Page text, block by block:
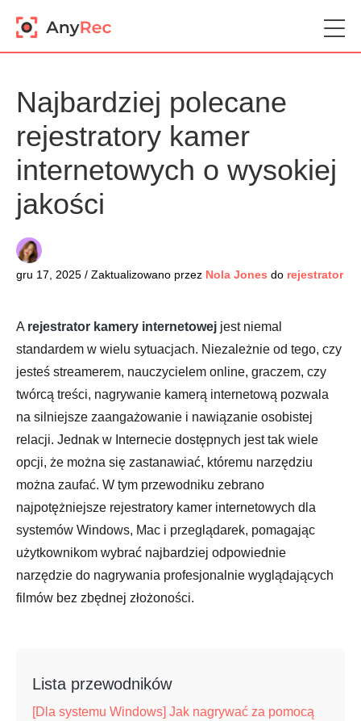
Najbardziej polecane
rejestratory kamer
internetowych o wysokiej
jakości
gru 17, 2025 / Zaktualizowano przez Nola Jones do rejestrator
A rejestrator kamery internetowej jest niemal
standardem w wielu sytuacjach. Niezależnie od tego, czy
jesteś streamerem, nauczycielem online, graczem, czy
twórcą treści, nagrywanie kamerą internetową pozwala
na silniejsze zaangażowanie i nawiązanie osobistej
relacji. Jednak w Internecie dostępnych jest tak wiele
opcji, że można się zastanawiać, któremu narzędziu
można zaufać. W tym przewodniku zebrano
najpotężniejsze rejestratory kamer internetowych dla
systemów Windows, Mac i przeglądarek, pomagając
użytkownikom wybrać najbardziej odpowiednie
narzędzie do nagrywania profesjonalnie wyglądających
filmów bez zbędnej złożoności.
Lista przewodników
[Dla systemu Windows] Jak nagrywać za pomocą